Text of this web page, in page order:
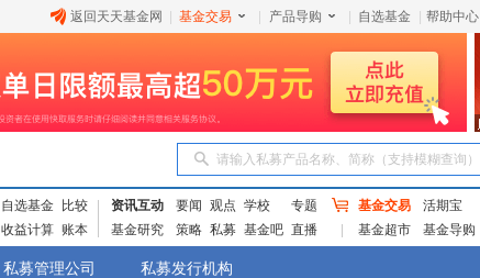
返回天天基金网 基金交易 产品导购 自选基金 帮助中心
请输入私募产品名称、简称（支持模糊查询）
自选基金
比较
收益计算 账本
资讯互动 要闻 观点 学校
专题
基金研究
策略 私募 基金吧 直播
基金交易 活期宝
基金超市
基金导购
私募管理公司 私募发行机构